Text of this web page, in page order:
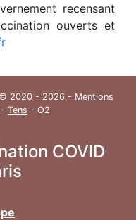
recensant
ouverts et
© 2020 - 2026 - Mentions
- Tens - O2
COVID